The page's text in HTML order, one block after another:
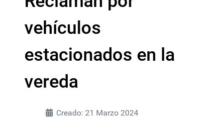
vehículos
estacionados en la
vereda
Creado: 21 Marzo 2024